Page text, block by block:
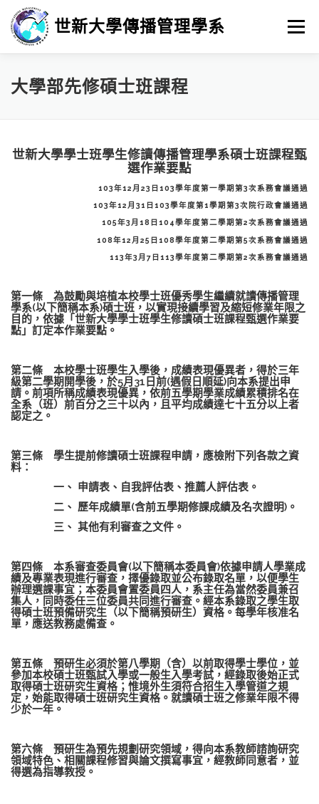
世新大學傳播管理學系 選單
最新消息 招生 學習 系所簡介
大學部先修碩士班課程
世新大學學士班學生修讀傳播管理學系碩士班課程甄
選作業要點
103年12月23日103學年度第一學期第3次系務會議通過
103年12月31日103學年度第1學期第3次院行政會議通過
105年3月18日104學年度第二學期第2次系務會議通過
108年12月25日108學年度第二學期第5次系務會議通過
113年3月7日113學年度第二學期第2次系務會議通過
第一條 為鼓勵與培植本校學士班優秀學生繼續就讀傳播管理
學系(以下簡稱本系)碩士班，以實現接續學習及縮短修業年限之
目的，依據「世新大學學士班學生修讀碩士班課程甄選作業要
點」訂定本作業要點。
第二條 本校學士班學生入學後，成績表現優異者，得於三年
級第二學期開學後，於5月31日前(遇假日順延)向本系提出申
請。前項所稱成績表現優異，依前五學期學業成績累積排名在
全系（班）前百分之三十以內，且平均成績達七十五分以上者
認定之。
第三條 學生提前修讀碩士班課程申請，應檢附下列各款之資
料：
一、 申請表、自我評估表、推薦人評估表。
二、 歷年成績單(含前五學期修課成績及名次證明)。
三、 其他有利審查之文件。
第四條 本系審查委員會(以下簡稱本委員會)依據申請人學業成
績及專業表現進行審查，擇優錄取並公布錄取名單，以便學生
辦理選課事宜；本委員會置委員四人，系主任為當然委員兼召
集人，同時委任三位委員共同進行審查。經本系錄取之學生取
得碩士班預備研究生（以下簡稱預研生）資格。每學年核准名
單，應送教務處備查。
第五條 預研生必須於第八學期（含）以前取得學士學位，並
參加本校碩士班甄試入學或一般生入學考試，經錄取後始正式
取得碩士班研究生資格；惟境外生須符合招生入學管道之規
定，始能取得碩士班研究生資格。就讀碩士班之修業年限不得
少於一年。
第六條 預研生為預先規劃研究領域，得向本系教師諮詢研究
領域特色、相關課程修習與論文撰寫事宜，經教師同意者，並
得選為指導教授。